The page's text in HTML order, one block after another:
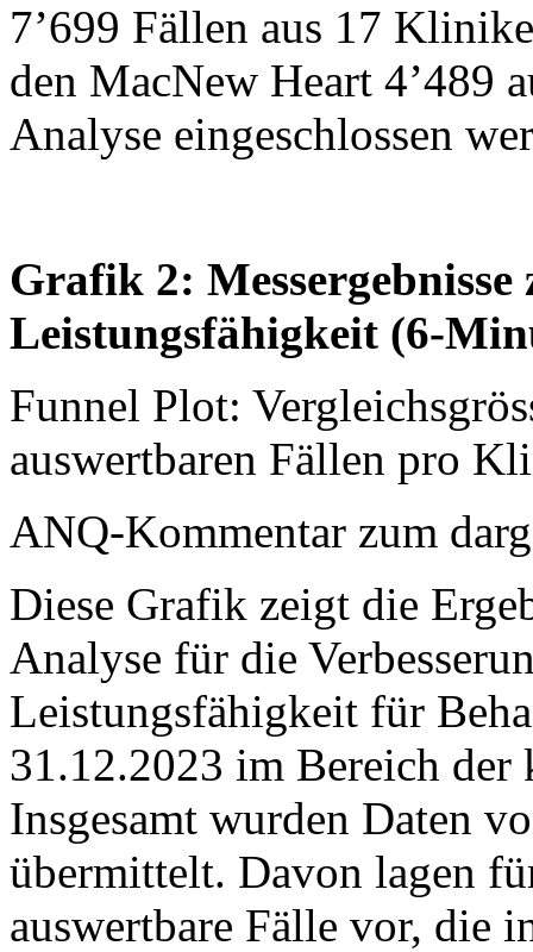
7’699 Fällen aus 17
den MacNew Heart 4’489
Analyse eingeschlossen
Grafik 2:
Leistungsfähigkeit (6-
Funnel Plot:
auswertbaren Fällen pro
ANQ-Kommentar zum
Diese Grafik zeigt die
Analyse für die
Leistungsfähigkeit für
31.12.2023 im Bereich
Insgesamt wurden Daten
übermittelt. Davon lagen
auswertbare Fälle vor, die